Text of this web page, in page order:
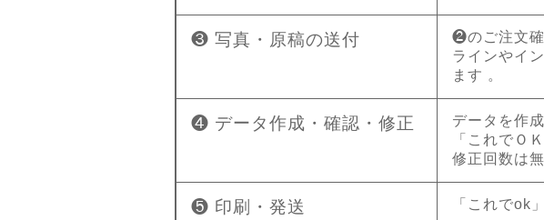
❸ 写真・原稿の送付
❷のご注文確
ラインやイ
ます 。
❹ データ作成・確認・修正
データを作
「これでＯ
修正回数は
❺ 印刷・発送 「これでok